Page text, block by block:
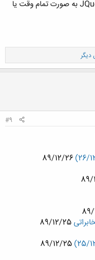
طراح و گرافیست وب مسلط به CSS و JQuery به صورت تمام وقت یا
#9